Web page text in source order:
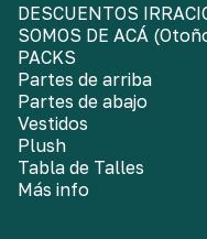
DESCUENTOS
SOMOS DE ACÁ
PACKS
Partes de arriba
Partes de abajo
Vestidos
Plush
Tabla de Talles
Más info